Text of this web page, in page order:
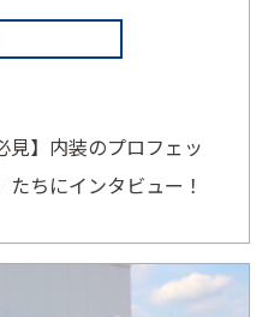
見】内装のプロフェッ
ちにインタビュー！